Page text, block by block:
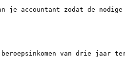
accountant zodat de nodige
van drie jaar